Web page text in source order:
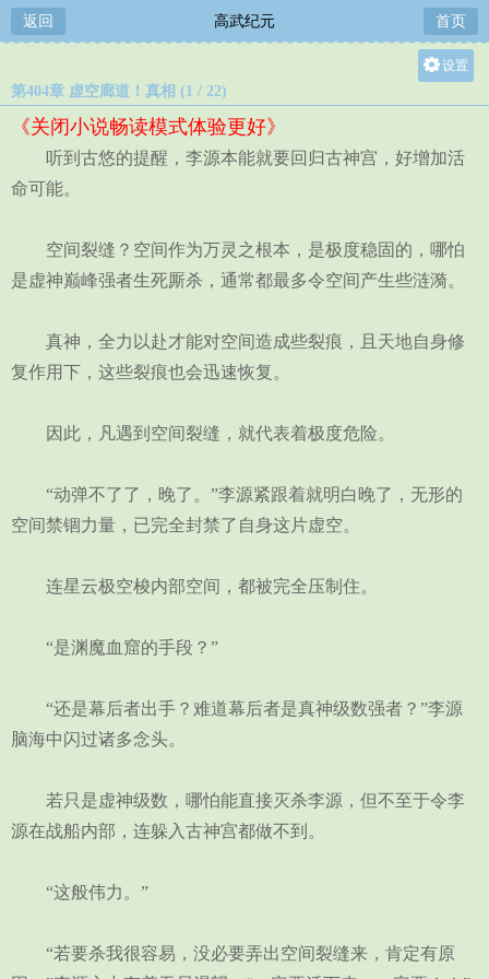
返回 高武纪元 首页
设置
中
第404章 虚空廊道！真相 (1 / 22)
《关闭小说畅读模式体验更好》
听到古悠的提醒，李源本能就要回归古神宫，好增加活
命可能。
空间裂缝？空间作为万灵之根本，是极度稳固的，哪怕
是虚神巅峰强者生死厮杀，通常都最多令空间产生些涟漪。
真神，全力以赴才能对空间造成些裂痕，且天地自身修
复作用下，这些裂痕也会迅速恢复。
因此，凡遇到空间裂缝，就代表着极度危险。
“动弹不了了，晚了。”李源紧跟着就明白晚了，无形的
空间禁锢力量，已完全封禁了自身这片虚空。
连星云极空梭内部空间，都被完全压制住。
“是渊魔血窟的手段？”
“还是幕后者出手？难道幕后者是真神级数强者？”李源
脑海中闪过诸多念头。
若只是虚神级数，哪怕能直接灭杀李源，但不至于令李
源在战船内部，连躲入古神宫都做不到。
“这般伟力。”
“若要杀我很容易，没必要弄出空间裂缝来，肯定有原